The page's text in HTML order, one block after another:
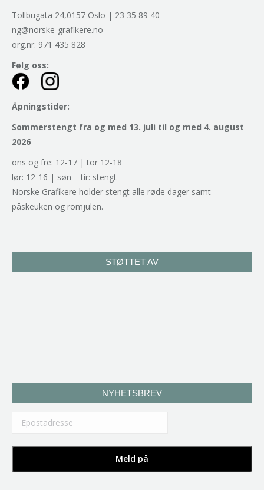
Tollbugata 24,0157 Oslo | 23 35 89 40
ng@norske-grafikere.no
org.nr. 971 435 828
Følg oss:
Åpningstider:
Sommerstengt fra og med 13. juli til og med 4. august
2026
ons og fre: 12-17 | tor 12-18
lør: 12-16 | søn – tir: stengt
Norske Grafikere holder stengt alle røde dager samt
påskeuken og romjulen.
STØTTET AV
NYHETSBREV